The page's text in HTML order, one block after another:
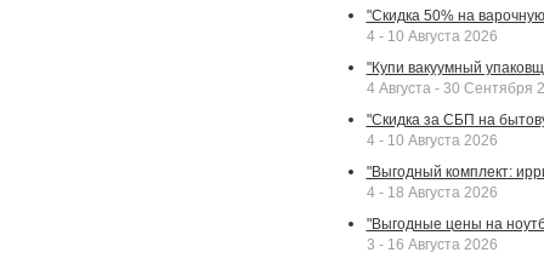
"Скидка 50% на
4 - 10 Августа 2026
"Купи вакуумный
4 Августа - 30 Сентября
"Скидка за СБП на
4 - 10 Августа 2026
"Выгодный комплект:
4 - 18 Августа 2026
"Выгодные цены на
3 - 16 Августа 2026